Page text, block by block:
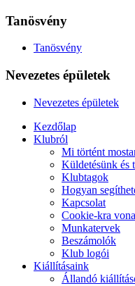
Tanösvény
Tanösvény
Nevezetes épületek
Nevezetes épületek
Kezdőlap
Klubról
Mi történt
Küldetésünk és
Klubtagok
Hogyan
Kapcsolat
Cookie-kra
Munkatervek
Beszámolók
Klub logói
Kiállításaink
Állandó